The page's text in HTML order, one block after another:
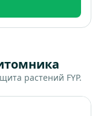
растений FYP.